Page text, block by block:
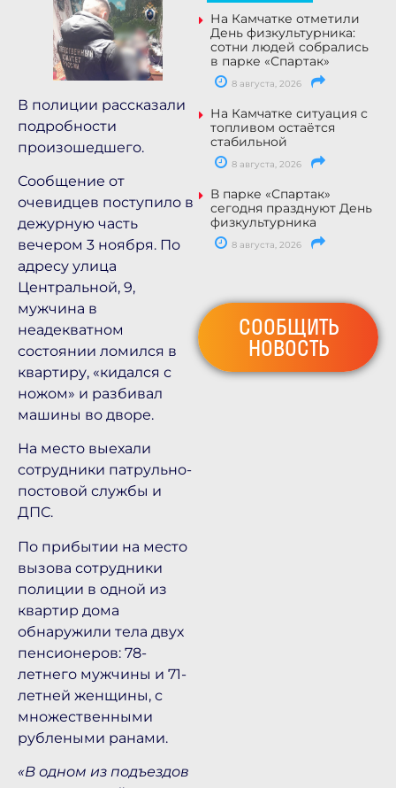
В полиции рассказали
подробности
произошедшего.
Сообщение от
очевидцев поступило в
дежурную часть
вечером 3 ноября. По
адресу улица
Центральной, 9,
мужчина в
неадекватном
состоянии ломился в
квартиру, «кидался с
ножом» и разбивал
машины во дворе.
На место выехали
сотрудники патрульно-
постовой службы и
ДПС.
По прибытии на место
вызова сотрудники
полиции в одной из
квартир дома
обнаружили тела двух
пенсионеров: 78-
летнего мужчины и 71-
летней женщины, с
множественными
рублеными ранами.
«В одном из подъездов
На Камчатке отметили
День физкультурника:
сотни людей собрались
в парке «Спартак»
8 августа, 2026
На Камчатке ситуация с
топливом остаётся
стабильной
8 августа, 2026
В парке «Спартак»
сегодня празднуют День
физкультурника
8 августа, 2026
СООБЩИТЬ
НОВОСТЬ